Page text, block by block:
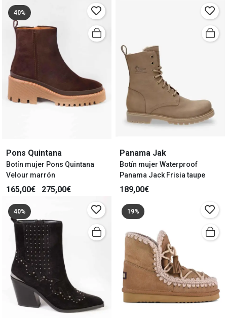
40%
Pons Quintana
Botín mujer Pons Quintana
Velour marrón
165,00€ 275,00€
Panama Jak
Botín mujer Waterproof
Panama Jack Frisia taupe
189,00€
40% 19%